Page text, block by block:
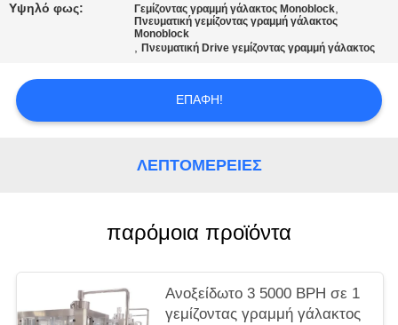
SITEMAP
PRIVACY
POLICY
Υψηλό φως: Γεμίζοντας γραμμή γάλακτος Monoblock,
Πνευματική γεμίζοντας γραμμή γάλακτος
Monoblock
,Πνευματική Drive γεμίζοντας γραμμή γάλακτος
ΕΠΑΦΉ!
ΛΕΠΤΟΜΈΡΕΙΕΣ
παρόμοια προϊόντα
Ανοξείδωτο 3 5000 BPH σε 1
γεμίζοντας γραμμή γάλακτος